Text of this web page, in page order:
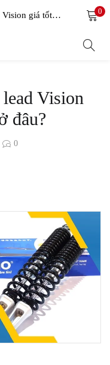
Mua bộ giảm xóc xe lead Vision giá tốt – chính hãng ở đâu? 0
Vision
đâu?
0